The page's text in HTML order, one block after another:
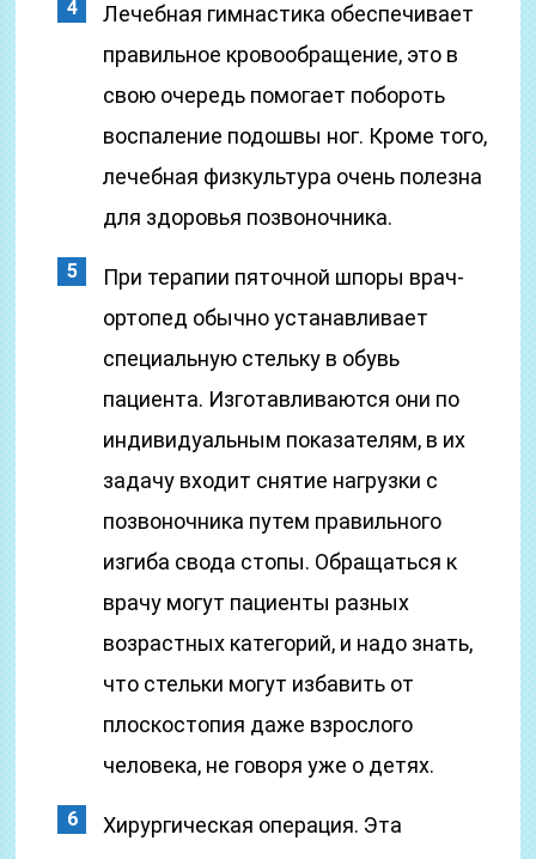
Лечебная гимнастика обеспечивает
правильное кровообращение, это в
свою очередь помогает побороть
воспаление подошвы ног. Кроме того,
лечебная физкультура очень полезна
для здоровья позвоночника.
При терапии пяточной шпоры врач-
ортопед обычно устанавливает
специальную стельку в обувь
пациента. Изготавливаются они по
индивидуальным показателям, в их
задачу входит снятие нагрузки с
позвоночника путем правильного
изгиба свода стопы. Обращаться к
врачу могут пациенты разных
возрастных категорий, и надо знать,
что стельки могут избавить от
плоскостопия даже взрослого
человека, не говоря уже о детях.
Хирургическая операция. Эта